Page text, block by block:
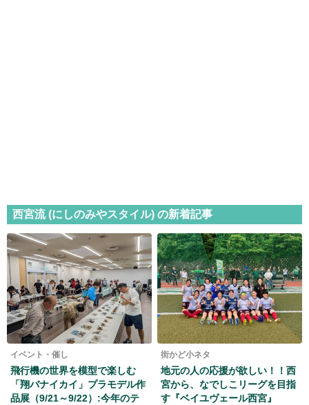
西宮流 (にしのみやスタイル) の新着記事
イベント・催し
飛行機の世界を模型で楽しむ
「翔バナイカイ」プラモデル作
品展（9/21～9/22）:今年のテ
街かど小ネタ
地元の人の応援が欲しい！！西
宮から、なでしこリーグを目指
す『ベイユヴェール西宮』